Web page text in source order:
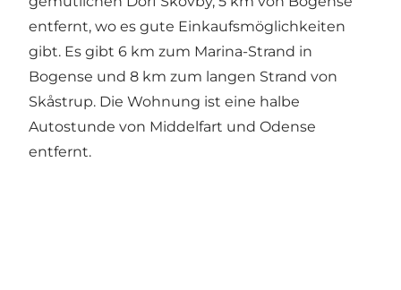
entfernt, wo es gute Einkaufsmöglichkeiten
gibt. Es gibt 6 km zum Marina-Strand in
Bogense und 8 km zum langen Strand von
Skåstrup. Die Wohnung ist eine halbe
Autostunde von Middelfart und Odense
entfernt.